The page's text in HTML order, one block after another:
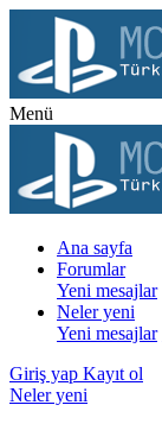
Menü
Ana sayfa
Forumlar
Yeni mesajlar
Neler yeni
Yeni mesajlar
Giriş yap Kayıt ol
Neler yeni